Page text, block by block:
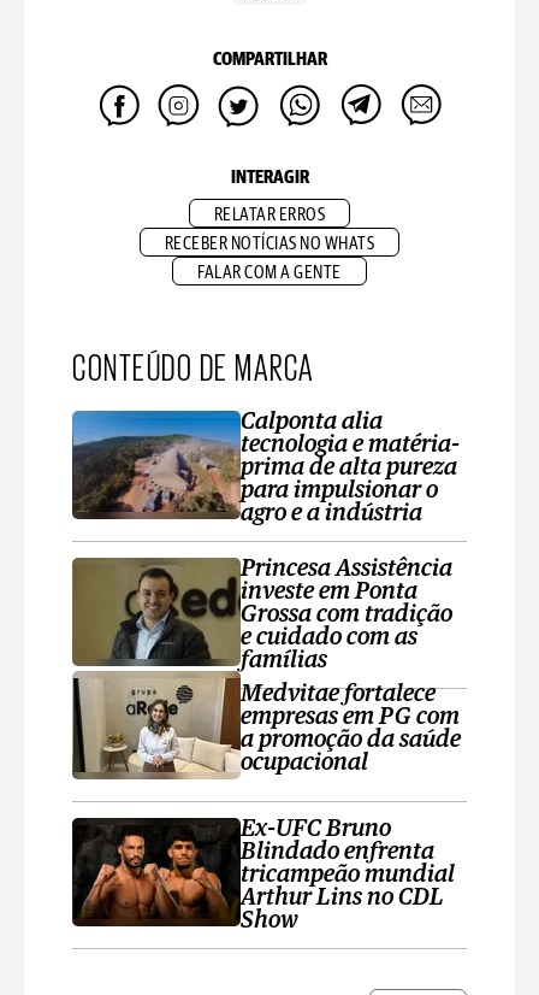
COMPARTILHAR
INTERAGIR
RELATAR ERROS
RECEBER NOTÍCIAS NO WHATS
FALAR COM A GENTE
CONTEÚDO DE MARCA
Calponta alia
tecnologia e matéria-
prima de alta pureza
para impulsionar o
agro e a indústria
Princesa Assistência
investe em Ponta
Grossa com tradição
e cuidado com as
famílias
Medvitae fortalece
empresas em PG com
a promoção da saúde
ocupacional
Ex-UFC Bruno
Blindado enfrenta
tricampeão mundial
Arthur Lins no CDL
Show